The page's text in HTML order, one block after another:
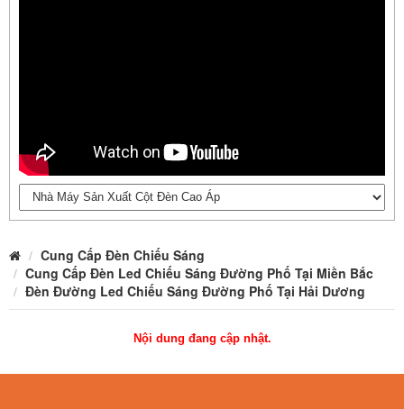
Cung Cấp Đèn Chiếu Sáng
Cung Cấp Đèn Led Chiếu Sáng Đường Phố Tại Miền Bắc
Đèn Đường Led Chiếu Sáng Đường Phố Tại Hải Dương
Nội dung đang cập nhật.